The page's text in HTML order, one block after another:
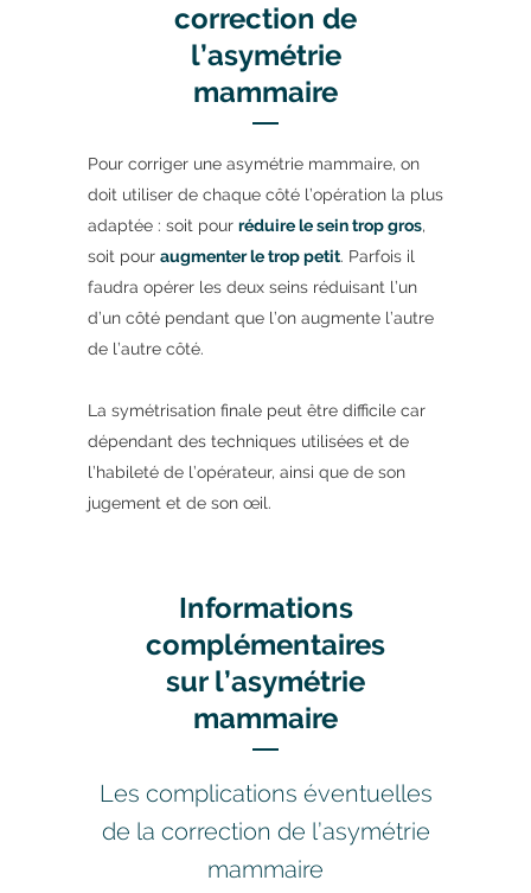
correction de
l’asymétrie
mammaire
Pour corriger une asymétrie mammaire, on
doit utiliser de chaque côté l’opération la plus
adaptée : soit pour réduire le sein trop gros,
soit pour augmenter le trop petit. Parfois il
faudra opérer les deux seins réduisant l’un
d’un côté pendant que l’on augmente l’autre
de l’autre côté.
La symétrisation finale peut être difficile car
dépendant des techniques utilisées et de
l’habileté de l’opérateur, ainsi que de son
jugement et de son œil.
Informations
complémentaires
sur l’asymétrie
mammaire
Les complications éventuelles
de la correction de l’asymétrie
mammaire